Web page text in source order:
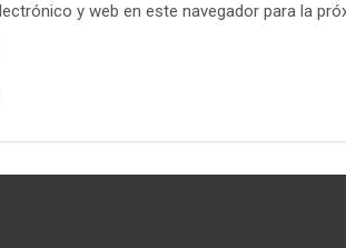
y web en este navegador para la